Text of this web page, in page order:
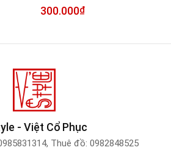
300.000₫
- Việt Cổ Phục
, Thuê đồ: 0982848525